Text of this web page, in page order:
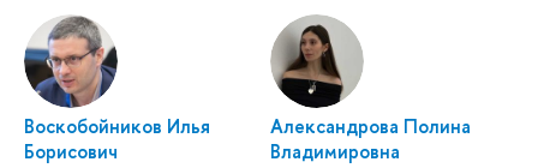
Воскобойников Илья
Борисович
Александрова Полина
Владимировна